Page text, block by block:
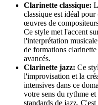
Clarinette classique:
classique est idéal
œuvres de
Ce style met l'accent
l'interprétation
de formations
avancés.
Clarinette jazz: Ce
l'improvisation et la
intensives dans ce
votre sens du rythme
standards de jazz.